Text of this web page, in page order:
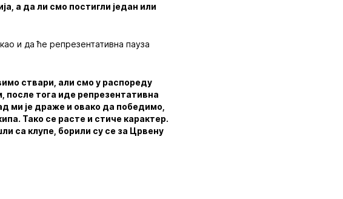
а да ли смо постигли један или
и да ће репрезентативна пауза
ствари, али смо у распореду
тога иде репрезентативна
ми је драже и овако да победимо,
Тако се расте и стиче карактер.
са клупе, борили су се за Црвену